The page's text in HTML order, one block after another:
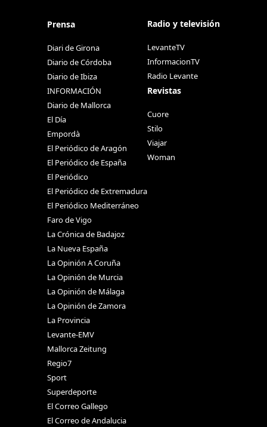
Prensa
Diari de Girona
Diario de Córdoba
Diario de Ibiza
INFORMACIÓN
Diario de Mallorca
El Día
Empordà
El Periódico de Aragón
El Periódico de España
El Periódico
El Periódico de Extremadura
El Periódico Mediterráneo
Faro de Vigo
La Crónica de Badajoz
La Nueva España
La Opinión A Coruña
La Opinión de Murcia
La Opinión de Málaga
La Opinión de Zamora
La Provincia
Levante-EMV
Mallorca Zeitung
Regio7
Sport
Superdeporte
El Correo Gallego
El Correo de Andalucia
Radio y televisión
LevanteTV
InformacionTV
Radio Levante
Revistas
Cuore
Stilo
Viajar
Woman